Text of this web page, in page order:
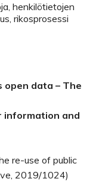
henkilötietojen
rikosprosessi
open data – The
information and
re-use of public
2019/1024)